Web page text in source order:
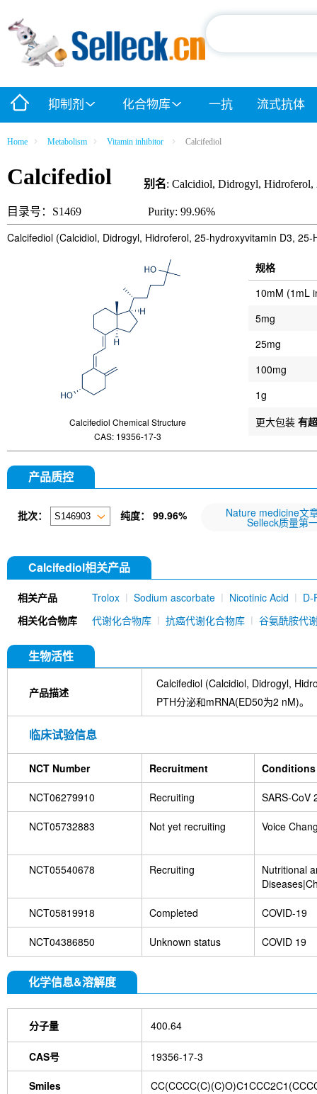
抑制剂 化合物库 一抗 流式抗体
Home Metabolism Vitamin inhibitor Calcifediol
Calcifediol 别名: Calcidiol, Didrogyl,
目录号：S1469 Purity: 99.96%
Calcifediol (Calcidiol, Didrogyl, Hidroferol, 25-hydroxyvitamin D3,
Calcifediol Chemical Structure
CAS: 19356-17-3
规格
10mM (1mL
5mg
25mg
100mg
1g
更大包装 有
产品质控
批次： 纯度： 99.96% Nature medicine文
Selleck质量第
Calcifediol相关产品
相关产品 Trolox Sodium ascorbate Nicotinic Acid
D-
相关化合物库 代谢化合物库 抗癌代谢化合物库 谷氨酰胺代
生物活性
产品描述
Calcifediol (Calcidiol, Didrogyl,
PTH分泌和mRNA(ED50为2 nM)。
临床试验信息
NCT Number Recruitment Conditions
NCT06279910 Recruiting SARS-CoV
NCT05732883 Not yet recruiting Voice
NCT05540678 Recruiting
Nutritional
NCT05819918
Completed COVID-19
NCT04386850 Unknown status COVID 19
化学信息&溶解度
分子量 400.64
CAS号 19356-17-3
Smiles